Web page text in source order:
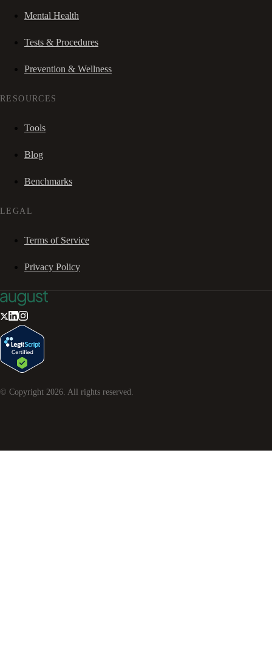
Mental Health
Tests & Procedures
Prevention & Wellness
RESOURCES
Tools
Blog
Benchmarks
LEGAL
Terms of Service
Privacy Policy
© Copyright 2026. All rights reserved.